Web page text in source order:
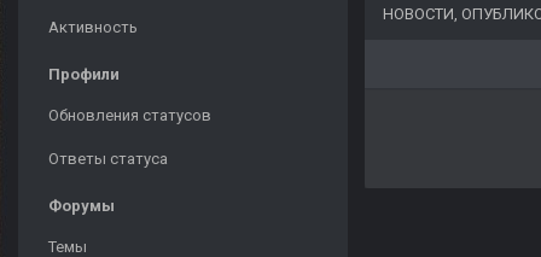
Активность
Профили
Обновления статусов
Ответы статуса
Форумы
Темы
НОВОСТИ,